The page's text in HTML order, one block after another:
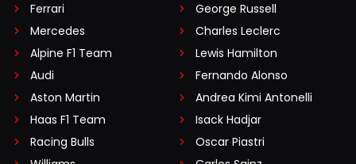
Ferrari
Mercedes
Alpine F1 Team
Audi
Aston Martin
Haas F1 Team
Racing Bulls
George Russell
Charles Leclerc
Lewis Hamilton
Fernando Alonso
Andrea Kimi Antonelli
Isack Hadjar
Oscar Piastri